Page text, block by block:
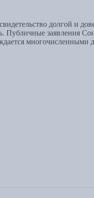
долгой и
Публичные заявления